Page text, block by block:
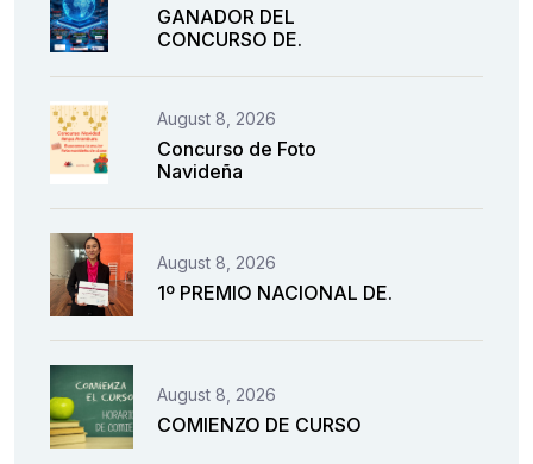
GANADOR DEL
CONCURSO DE.
August 8, 2026
Concurso de Foto
Navideña
August 8, 2026
1º PREMIO NACIONAL DE.
August 8, 2026
COMIENZO DE CURSO